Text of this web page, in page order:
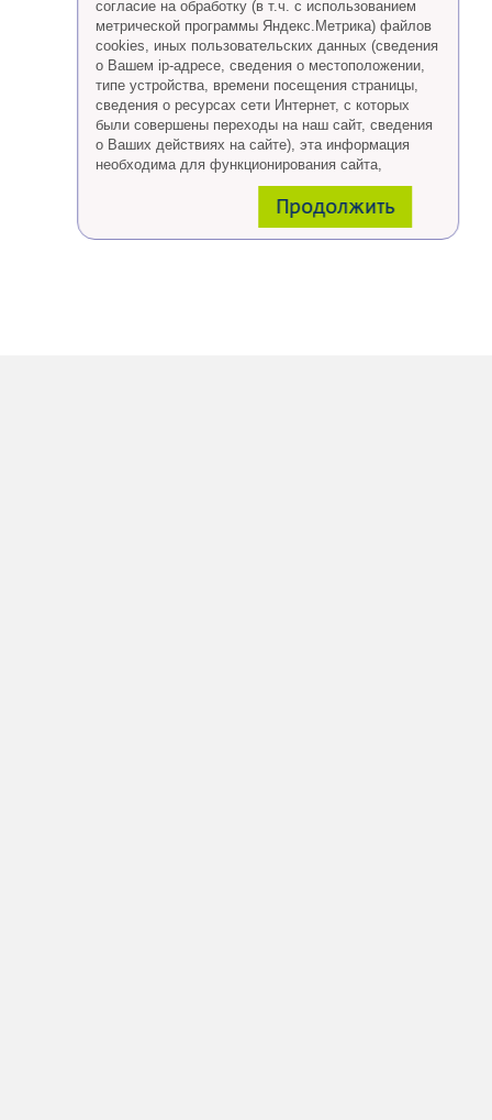
согласие на обработку (в т.ч. с использованием
метрической программы Яндекс.Метрика) файлов
cookies, иных пользовательских данных (сведения
о Вашем ip-адресе, сведения о местоположении,
типе устройства, времени посещения страницы,
сведения о ресурсах сети Интернет, с которых
были совершены переходы на наш сайт, сведения
о Ваших действиях на сайте), эта информация
необходима для функционирования сайта,
проведения ретаргетинга, а также статистических
Eсли Вы согласны, продолжайте пользоваться
сайтом, если Вы не хотите, чтобы Ваши данные
Продолжить